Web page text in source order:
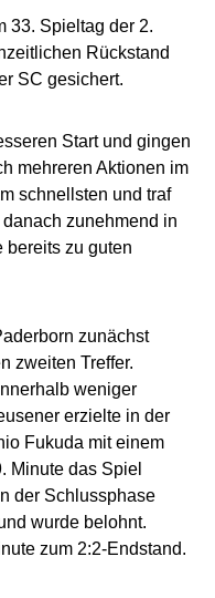
33. Spieltag der 2.
Rückstand
SC gesichert.
Start und gingen
mehreren Aktionen im
schnellsten und traf
zunehmend in
bereits zu guten
zunächst
zweiten Treffer.
weniger
erzielte in der
Fukuda mit einem
Minute das Spiel
der Schlussphase
wurde belohnt.
zum 2:2-Endstand.